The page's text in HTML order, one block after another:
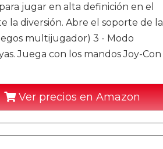
jugar en alta definición en el
la diversión. Abre el soporte de la
multijugador) 3 - Modo
Juega con los mandos Joy-Con
Ver precios en Amazon